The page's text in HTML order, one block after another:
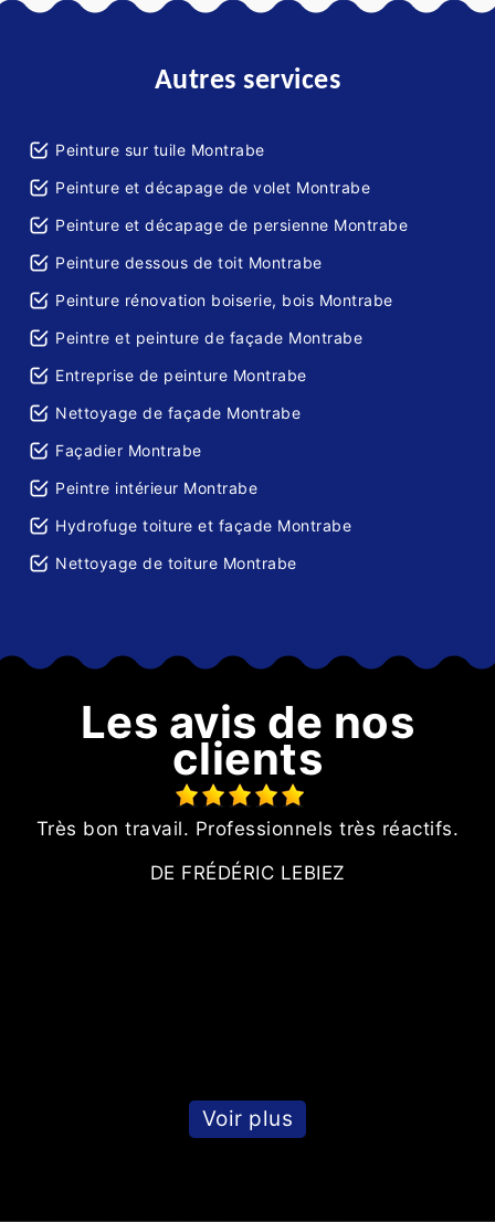
Autres services
Peinture sur tuile Montrabe
Peinture et décapage de volet Montrabe
Peinture et décapage de persienne Montrabe
Peinture dessous de toit Montrabe
Peinture rénovation boiserie, bois Montrabe
Peintre et peinture de façade Montrabe
Entreprise de peinture Montrabe
Nettoyage de façade Montrabe
Façadier Montrabe
Peintre intérieur Montrabe
Hydrofuge toiture et façade Montrabe
Nettoyage de toiture Montrabe
Les avis de nos
clients
Très bon travail. Professionnels très réactifs.
DE FRÉDÉRIC LEBIEZ
Voir plus